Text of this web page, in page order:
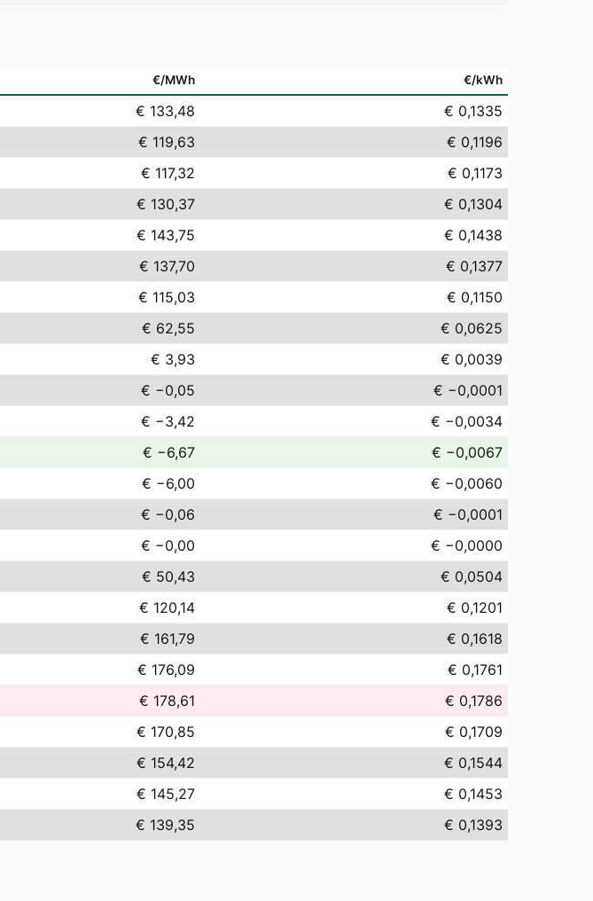
€/MWh €/kWh
€ 133,48
€ 0,1335
€ 119,63
€ 0,1196
€ 117,32
€ 0,1173
€ 130,37
€ 0,1304
€ 143,75
€ 0,1438
€ 137,70
€ 0,1377
€ 115,03
€ 0,1150
€ 62,55
€ 0,0625
€ 3,93
€ 0,0039
€ −0,05
€ −0,0001
€ −3,42
€ −0,0034
€ −6,67
€ −0,0067
€ −6,00
€ −0,0060
€ −0,06
€ −0,0001
€ −0,00
€ −0,0000
€ 50,43
€ 0,0504
€ 120,14
€ 0,1201
€ 161,79
€ 0,1618
€ 176,09
€ 0,1761
€ 178,61
€ 0,1786
€ 170,85
€ 0,1709
€ 154,42
€ 0,1544
€ 145,27
€ 0,1453
€ 139,35 € 0,1393